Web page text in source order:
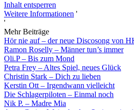
Inhalt entsperren
Weitere Informationen '
'
Mehr Beiträge
Hör nie auf – der neue Discosong von
Ramon Roselly – Männer tun’s immer
Oli.P – Bis zum Mond
Petra Frey – Altes Spiel, neues Glück
Christin Stark – Dich zu lieben
Kerstin Ott – Irgendwann vielleicht
Die Schlagerpiloten – Einmal noch
Nik P. – Madre Mia